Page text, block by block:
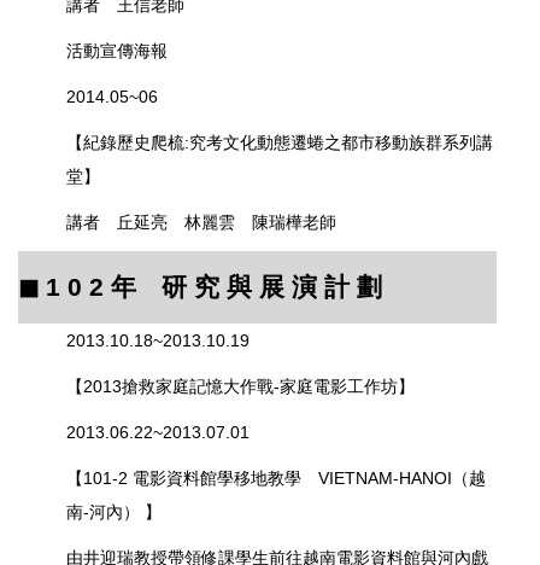
講者 王信老師
活動宣傳海報
2014.05~06
【紀錄歷史爬梳:究考文化動態遷蜷之都市移動族群系列講
堂】
講者 丘延亮 林麗雲 陳瑞樺老師
◼︎ 1 0 2 年 研 究 與 展 演 計 劃
2013.10.18~2013.10.19
【2013搶救家庭記憶大作戰-家庭電影工作坊】
2013.06.22~2013.07.01
【101-2 電影資料館學移地教學 VIETNAM-HANOI（越
南-河內） 】
由井迎瑞教授帶領修課學生前往越南電影資料館與河內戲